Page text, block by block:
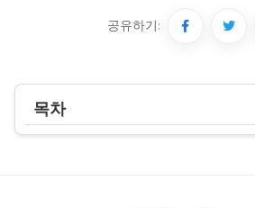
공유하기:
목차